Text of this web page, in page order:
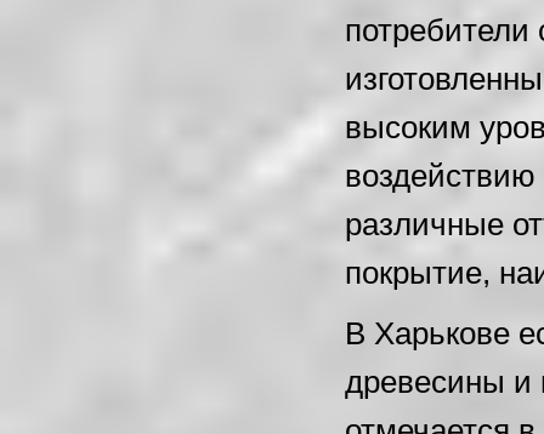
потребители
высоким
различные
покрытие,
В Харькове
древесины и